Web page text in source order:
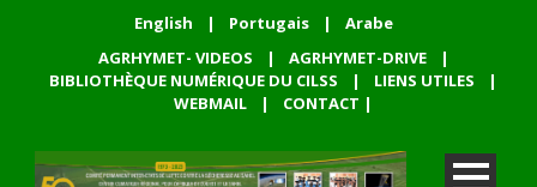
English | Portugais |
Arabe
AGRHYMET- VIDEOS
| AGRHYMET-DRIVE
|
BIBLIOTHÈQUE NUMÉRIQUE DU CILSS
| LIENS UTILES
|
WEBMAIL
| CONTACT |